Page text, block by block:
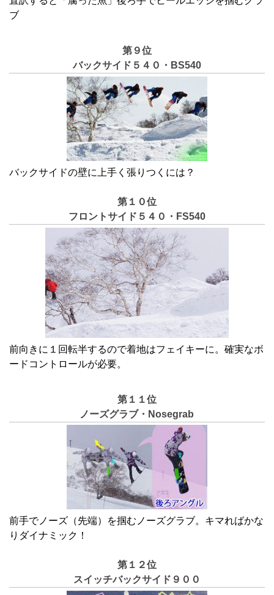
ブ
第９位
バックサイド５４０・BS540
バックサイドの壁に上手く張りつくには？
第１０位
フロントサイド５４０・FS540
前向きに１回転半するので着地はフェイキーに。確実なボ
ードコントロールが必要。
第１１位
ノーズグラブ・Nosegrab
前手でノーズ（先端）を掴むノーズグラブ。キマればかな
りダイナミック！
第１２位
スイッチバックサイド９００